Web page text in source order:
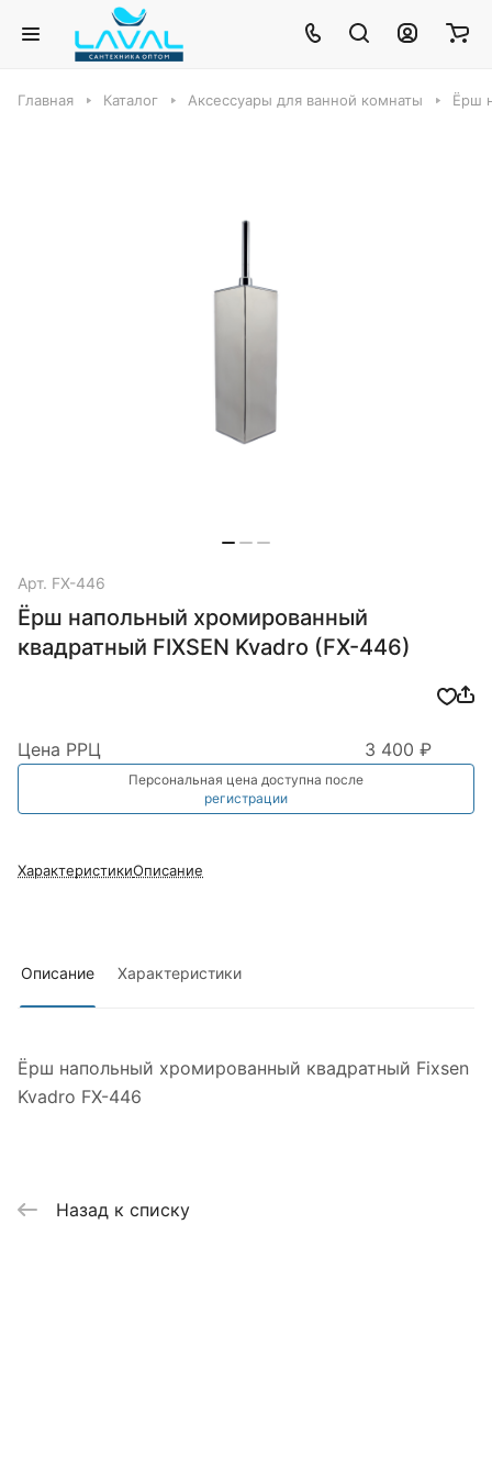
Главная Каталог Аксессуары для ванной комнаты Ёрш
Арт. FX-446
Ёрш напольный хромированный
квадратный FIXSEN Kvadro (FX-446)
Цена РРЦ 3 400 ₽
Персональная цена доступна после
регистрации
ХарактеристикиОписание
Описание Характеристики
Ёрш напольный хромированный квадратный Fixsen
Kvadro FX-446
Назад к списку